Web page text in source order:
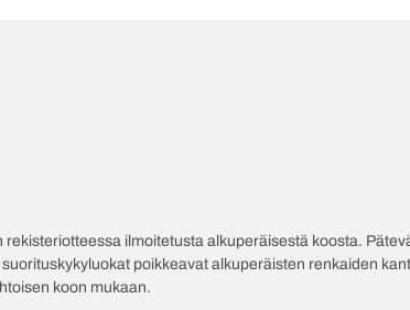
ilmoitetusta alkuperäisestä koosta.
poikkeavat alkuperäisten renkaiden
koon mukaan.